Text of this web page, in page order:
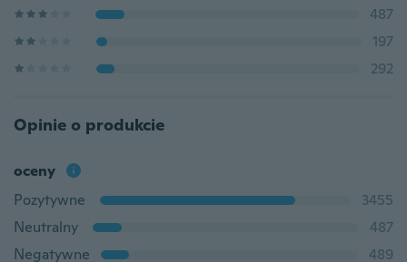
487
197
292
Opinie o produkcie
oceny
Pozytywne
3455
Neutralny
487
Negatywne
489